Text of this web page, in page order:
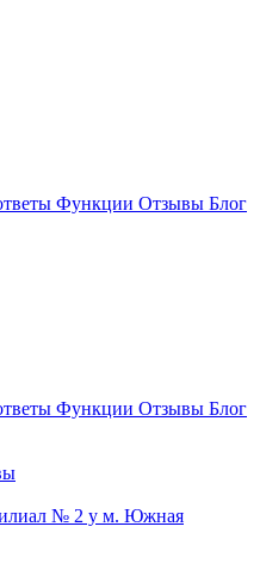
Функции Отзывы Блог
Функции Отзывы Блог
№ 2 у м. Южная